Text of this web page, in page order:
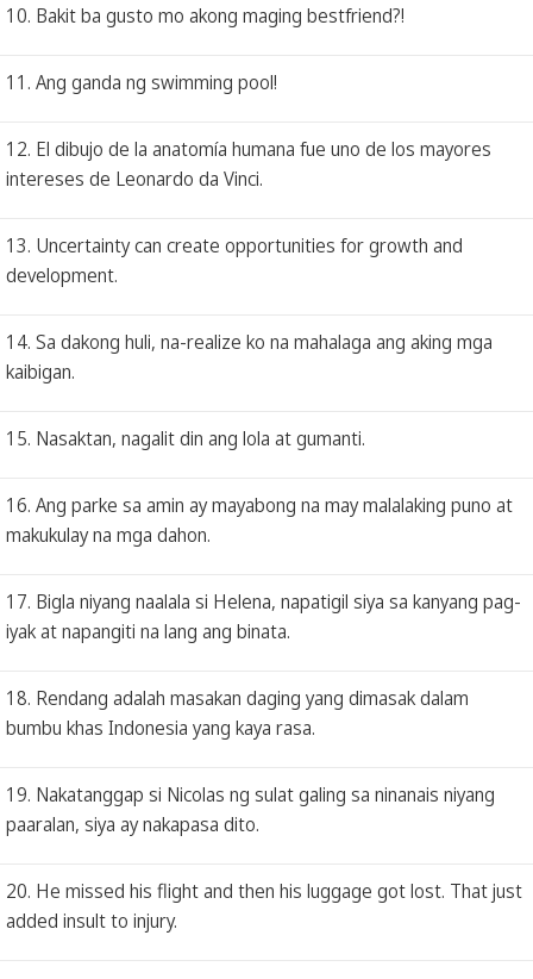
10. Bakit ba gusto mo akong maging bestfriend?!
11. Ang ganda ng swimming pool!
12. El dibujo de la anatomía humana fue uno de los mayores
intereses de Leonardo da Vinci.
13. Uncertainty can create opportunities for growth and
development.
14. Sa dakong huli, na-realize ko na mahalaga ang aking mga
kaibigan.
15. Nasaktan, nagalit din ang lola at gumanti.
16. Ang parke sa amin ay mayabong na may malalaking puno at
makukulay na mga dahon.
17. Bigla niyang naalala si Helena, napatigil siya sa kanyang pag-
iyak at napangiti na lang ang binata.
18. Rendang adalah masakan daging yang dimasak dalam
bumbu khas Indonesia yang kaya rasa.
19. Nakatanggap si Nicolas ng sulat galing sa ninanais niyang
paaralan, siya ay nakapasa dito.
20. He missed his flight and then his luggage got lost. That just
added insult to injury.